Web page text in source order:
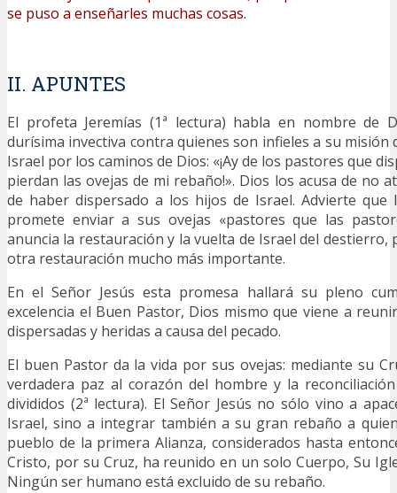
se puso a enseñarles muchas cosas.
II. APUNTES
El profeta Jeremías (1ª lectura) habla en nombre de
durísima invectiva contra quienes son infieles a su misión
Israel por los caminos de Dios: «¡Ay de los pastores que
pierdan las ovejas de mi rebaño!». Dios los acusa de no
de haber dispersado a los hijos de Israel. Advierte que
promete enviar a sus ovejas «pastores que las
anuncia la restauración y la vuelta de Israel del destierro,
otra restauración mucho más importante.
En el Señor Jesús esta promesa hallará su pleno
excelencia el Buen Pastor, Dios mismo que viene a
dispersadas y heridas a causa del pecado.
El buen Pastor da la vida por sus ovejas: mediante su
verdadera paz al corazón del hombre y la
divididos (2ª lectura). El Señor Jesús no sólo vino a
Israel, sino a integrar también a su gran rebaño a
pueblo de la primera Alianza, considerados hasta
Cristo, por su Cruz, ha reunido en un solo Cuerpo, Su
Ningún ser humano está excluido de su rebaño.